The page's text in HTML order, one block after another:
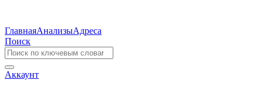
ГлавнаяАнализыАдреса
Поиск
Аккаунт